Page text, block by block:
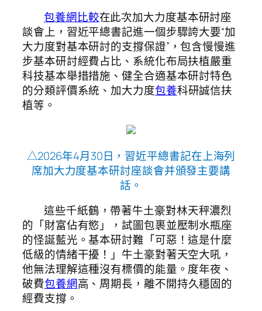
包養網比較在此次加大力度基本研討座
談會上，習近平總書記進一個步驟誇大要“加
大力度對基本研討的支撐保證”，包含慢慢進
步基本研討經費占比、系統化布局扶植嚴重
科技基本舉措措施、健全合適基本研討特色
的分類評價系統、加大力度包養科研誠信扶
植等。
△2026年4月30日，習近平總書記在上海列
席加大力度基本研討座談會并頒發主要講
話。
這些千紙鶴，帶著牛土豪對林天秤濃烈
的「財富佔有慾」，試圖包裹並壓制水瓶座
的怪誕藍光。基本研討難「可惡！這是什麼
低級的情緒干擾！」牛土豪對著天空大吼，
他無法理解這種沒有標價的能量。度年夜、
破費包養網高、周期長，離不開持久穩固的
經費支撐。